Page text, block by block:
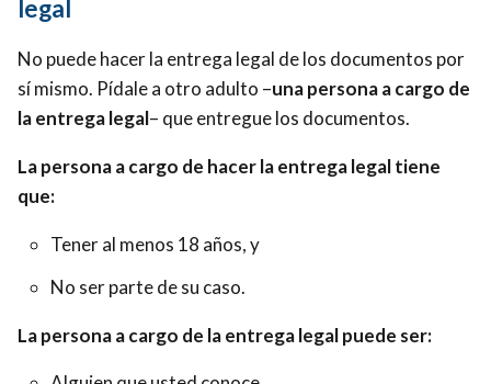
legal
No puede hacer la entrega legal de los documentos por
sí mismo. Pídale a otro adulto –una persona a cargo de
la entrega legal– que entregue los documentos.
La persona a cargo de hacer la entrega legal tiene
que:
Tener al menos 18 años, y
No ser parte de su caso.
La persona a cargo de la entrega legal puede ser: